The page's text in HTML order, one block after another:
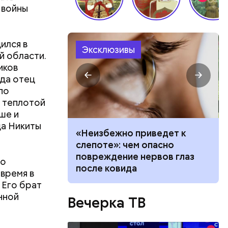
в
области.
отец
и
Никиты
в
брат
в том
Брик
Эксклюзивы
любовь в
«Неизбежно приведет к
слепоте»: чем опасно
повреждение нервов глаз
после ковида
Вечерка ТВ